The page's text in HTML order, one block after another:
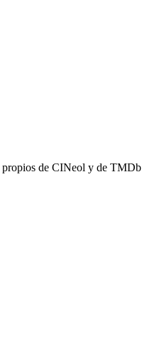
propios de CINeol y de TMDb